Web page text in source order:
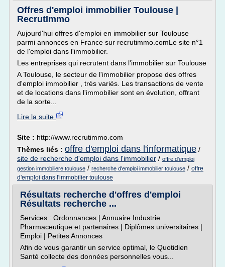
Offres d'emploi immobilier Toulouse |
RecrutImmo
Aujourd'hui offres d'emploi en immobilier sur Toulouse
parmi annonces en France sur recrutimmo.comLe site n°1
de l'emploi dans l'immobilier.
Les entreprises qui recrutent dans l'immobilier sur Toulouse
A Toulouse, le secteur de l'immobilier propose des offres
d'emploi immobilier , très variés. Les transactions de vente
et de locations dans l'immobilier sont en évolution, offrant
de la sorte...
Lire la suite
Site : http://www.recrutimmo.com
Thèmes liés : offre d'emploi dans l'informatique /
site de recherche d'emploi dans l'immobilier / offre d'emploi
gestion immobiliere toulouse / recherche d'emploi immobilier toulouse / offre
d'emploi dans l'immobilier toulouse
Résultats recherche d'offres d'emploi
Résultats recherche ...
Services : Ordonnances | Annuaire Industrie
Pharmaceutique et partenaires | Diplômes universitaires |
Emploi | Petites Annonces
Afin de vous garantir un service optimal, le Quotidien
Santé collecte des données personnelles vous...